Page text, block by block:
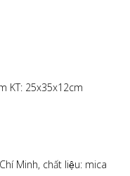
KT: 25x35x12cm
Minh, chất liệu: mica